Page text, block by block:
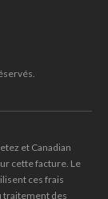
et Canadian
cette facture. Le
ces frais
traitement des